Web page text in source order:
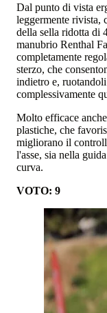
Dal punto di vista
leggermente rivista,
della sella ridotta di
manubrio Renthal
completamente
sterzo, che
indietro e,
complessivamente
Molto efficace
plastiche, che
migliorano il
l'asse, sia nella
curva.
VOTO: 9